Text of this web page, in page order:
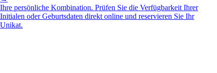
Ihre persönliche Kombination. Prüfen Sie die Verfügbarkeit Ihrer
Initialen oder Geburtsdaten direkt online und reservieren Sie Ihr
Unikat.